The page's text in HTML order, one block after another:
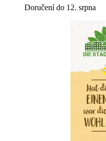
Doručení do 12. srpna